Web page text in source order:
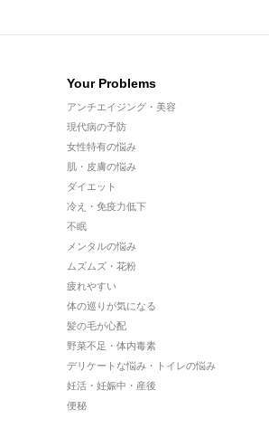
Your Problems
アンチエイジング・美容
現代病の予防
女性特有の悩み
肌・皮膚の悩み
ダイエット
冷え・免疫力低下
不眠
メンタルの悩み
ムズムズ・花粉
疲れやすい
体の巡りが気になる
髪の毛が心配
野菜不足・体内毒素
デリケートな悩み・トイレの悩み
妊活・妊娠中・産後
便秘